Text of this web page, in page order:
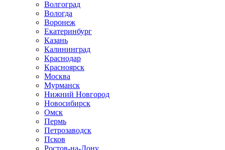
Волгоград
Вологда
Воронеж
Екатеринбург
Казань
Калининград
Краснодар
Красноярск
Москва
Мурманск
Нижний Новгород
Новосибирск
Омск
Пермь
Петрозаводск
Псков
Ростов-на-Дону